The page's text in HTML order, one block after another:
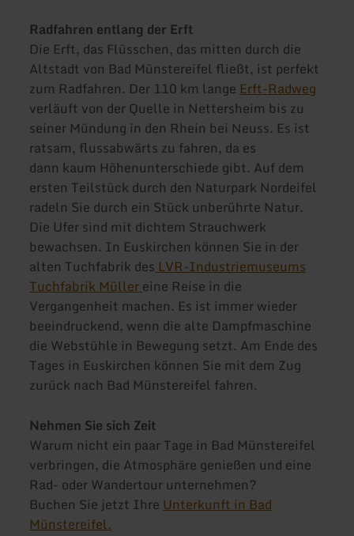
Radfahren entlang der Erft
Die Erft, das Flüsschen, das mitten durch die
Altstadt von Bad Münstereifel fließt, ist perfekt
zum Radfahren. Der 110 km lange Erft-Radweg
verläuft von der Quelle in Nettersheim bis zu
seiner Mündung in den Rhein bei Neuss. Es ist
ratsam, flussabwärts zu fahren, da es
dann kaum Höhenunterschiede gibt. Auf dem
ersten Teilstück durch den Naturpark Nordeifel
radeln Sie durch ein Stück unberührte Natur.
Die Ufer sind mit dichtem Strauchwerk
bewachsen. In Euskirchen können Sie in der
alten Tuchfabrik des LVR-Industriemuseums
Tuchfabrik Müllereine Reise in die
Vergangenheit machen. Es ist immer wieder
beeindruckend, wenn die alte Dampfmaschine
die Webstühle in Bewegung setzt. Am Ende des
Tages in Euskirchen können Sie mit dem Zug
zurück nach Bad Münstereifel fahren.
Nehmen Sie sich Zeit
Warum nicht ein paar Tage in Bad Münstereifel
verbringen, die Atmosphäre genießen und eine
Rad- oder Wandertour unternehmen?
Buchen Sie jetzt IhreUnterkunft in Bad
Münstereifel.